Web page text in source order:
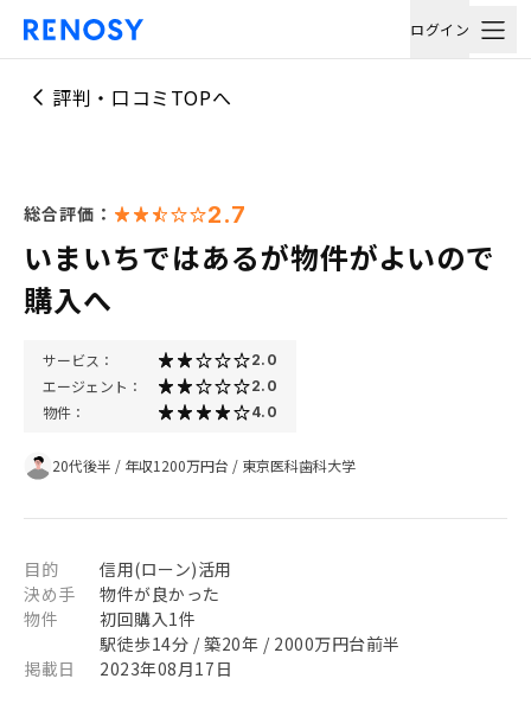
ログイン
評判・口コミTOPへ
総合評価： 2.7
いまいちではあるが物件がよいので
購入へ
サービス： 2.0
エージェント： 2.0
物件： 4.0
20代後半 / 年収1200万円台 / 東京医科歯科大学
目的
信用(ローン)活用
決め手
物件が良かった
物件
初回購入1件
駅徒歩14分 / 築20年 / 2000万円台前半
掲載日
2023年08月17日